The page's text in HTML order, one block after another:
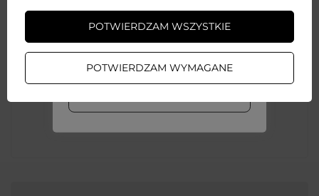
towaru w cm
Cechy dodatkowe
Z podstawką
ZAŁÓŻ KONTO
POTWIERDZAM WYMAGANE
POTWIERDZAM WSZYSTKIE